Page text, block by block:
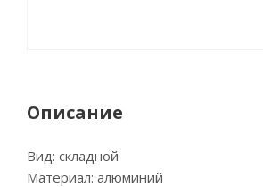
Описание
Вид: складной
Материал: алюминий